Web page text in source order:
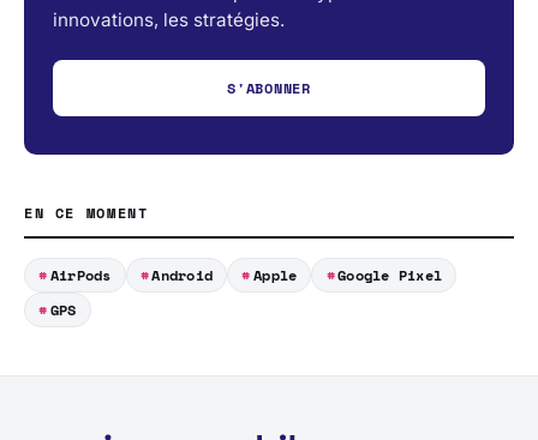
innovations, les stratégies.
S'ABONNER
EN CE MOMENT
AirPods Android Apple
Google Pixel
GPS